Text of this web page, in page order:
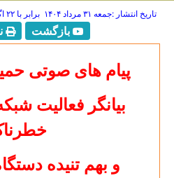
تاریخ انتشار :جمعه ۳۱ مرداد ۱۴۰۴ برابر با ۲۲ اگوست ۲۰۲۵
بازگشت
پیام های صوتی
بیانگر فعالیت
و بهم تنیده